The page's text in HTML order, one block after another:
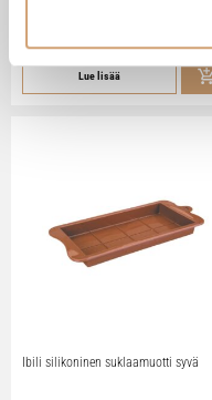
Lue lisää
Ibili silikoninen suklaamuotti syvä